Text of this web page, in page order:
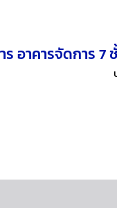
าคารจัดการ 7 ชั้